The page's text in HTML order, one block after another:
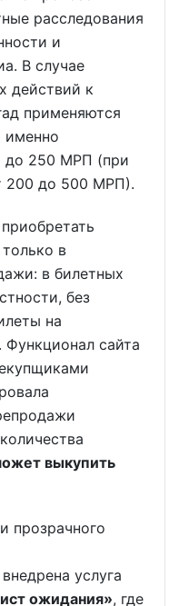
расследования
и
В случае
действий к
применяются
именно
до 250 МРП (при
200 до 500 МРП).
в
в билетных
без
на
. Функционал сайта
выкупить
прозрачного
внедрена услуга
ожидания», где